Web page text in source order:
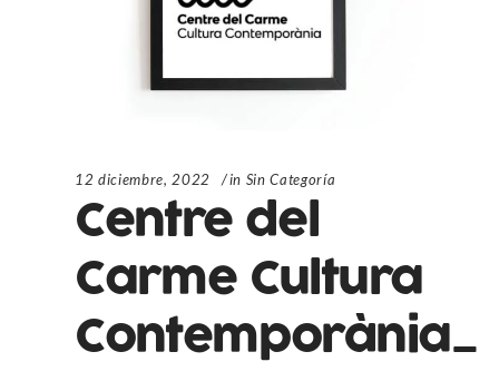
12 diciembre, 2022 in Sin Categoría
Centre del
Carme Cultura
Contemporània_